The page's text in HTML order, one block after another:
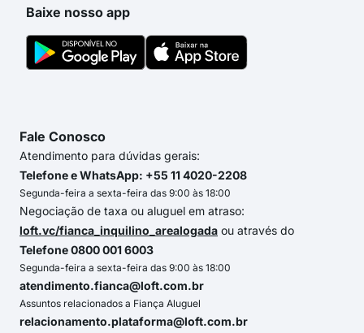
Baixe nosso app
Fale Conosco
Atendimento para dúvidas gerais:
Telefone e WhatsApp: +55 11 4020-2208
Segunda-feira a sexta-feira das 9:00 às 18:00
Negociação de taxa ou aluguel em atraso:
loft.vc/fianca_inquilino_arealogada ou através do
Telefone 0800 001 6003
Segunda-feira a sexta-feira das 9:00 às 18:00
atendimento.fianca@loft.com.br
Assuntos relacionados a Fiança Aluguel
relacionamento.plataforma@loft.com.br